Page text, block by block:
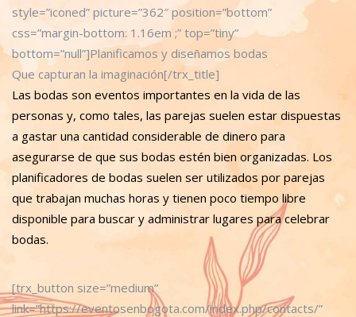
style=”iconed” picture=”362″ position=”bottom”
css=”margin-bottom: 1.16em ;” top=”tiny”
bottom=”null”]Planificamos y diseñamos bodas
Que capturan la imaginación[/trx_title]
Las bodas son eventos importantes en la vida de las
personas y, como tales, las parejas suelen estar dispuestas
a gastar una cantidad considerable de dinero para
asegurarse de que sus bodas estén bien organizadas. Los
planificadores de bodas suelen ser utilizados por parejas
que trabajan muchas horas y tienen poco tiempo libre
disponible para buscar y administrar lugares para celebrar
bodas.
[trx_button size=”medium”
link=”https://eventosenbogota.com/index.php/contacts/”